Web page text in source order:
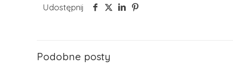
Udostępnij
Podobne posty